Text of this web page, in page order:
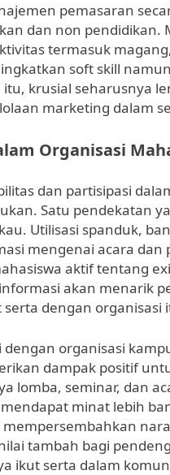
pemasaran
dan non
termasuk
soft skill
krusial seharusnya
marketing dalam
Organisasi
dan partisipasi
Satu pendekatan
Utilisasi spanduk,
mengenai acara
aktif tentang
akan menarik
dengan organisasi
organisasi
dampak positif
lomba, seminar, dan
minat lebih
tambah bagi
ikut serta dalam